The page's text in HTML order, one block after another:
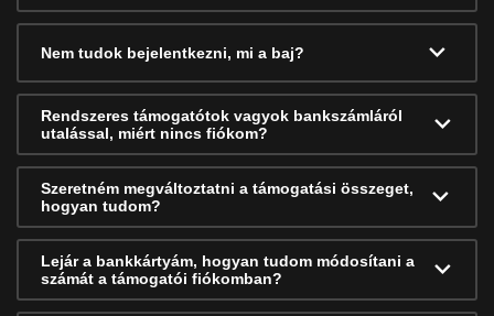
Nem tudok bejelentkezni, mi a baj?
Rendszeres támogatótok vagyok bankszámláról
utalással, miért nincs fiókom?
Szeretném megváltoztatni a támogatási összeget,
hogyan tudom?
Lejár a bankkártyám, hogyan tudom módosítani a
számát a támogatói fiókomban?